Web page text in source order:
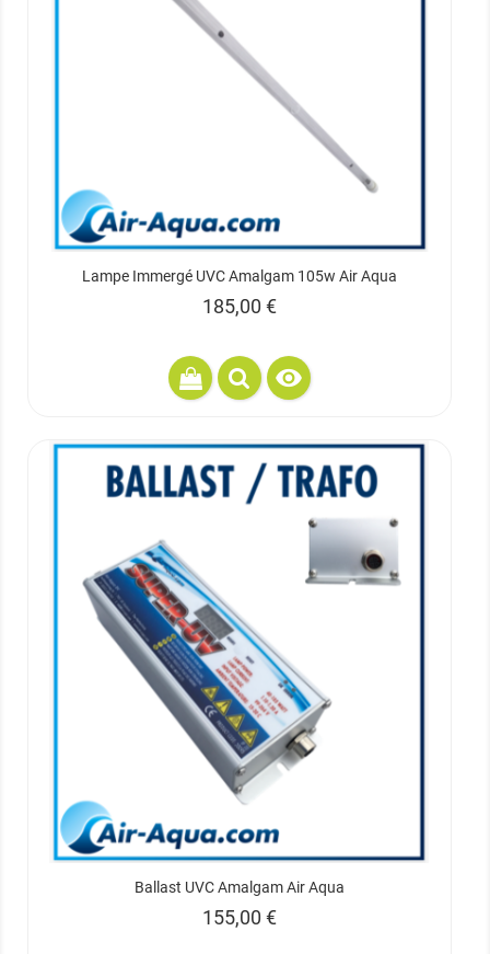
Lampe Immergé UVC Amalgam 105w Air Aqua
Prix
185,00 €

Ballast UVC Amalgam Air Aqua
Prix
155,00 €